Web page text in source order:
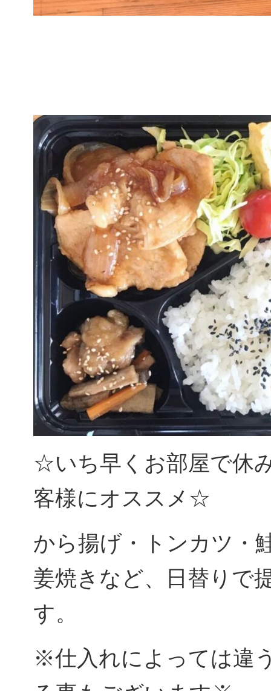
☆いち早くお部屋で休
客様にオススメ☆
から揚げ・トンカツ・
姜焼きなど、日替りで
す。
※仕入れによっては違